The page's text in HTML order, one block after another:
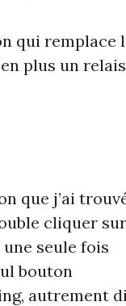
qui remplace
plus un
que j’ai
cliquer
une seule fois
bouton
autrement